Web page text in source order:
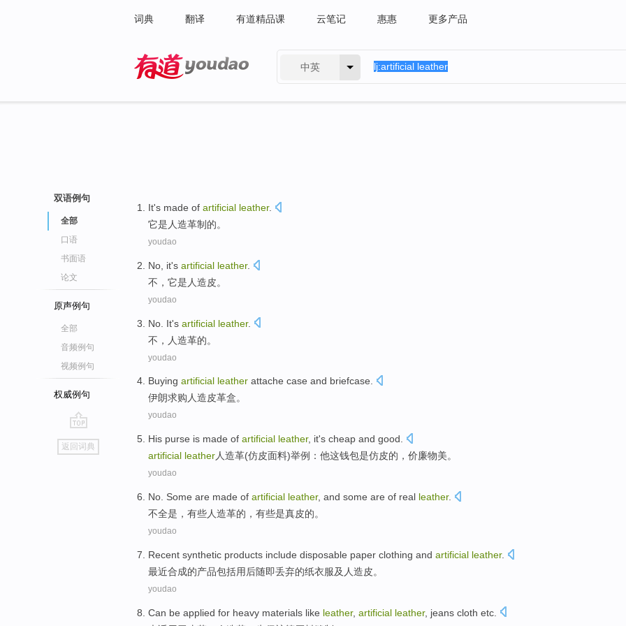
词典 翻译 有道精品课 云笔记 惠惠 更多产品
中英
双语例句
全部
口语
书面语
论文
原声例句
全部
音频例句
视频例句
权威例句
go
top
返回词典
It's made of artificial leather.
它是 人造革制 的。
youdao
No it's artificial leather.
不 ， 它是 人造皮。
youdao
No It's artificial leather.
不 ， 人造革的。
youdao
Buying artificial leather attache case and briefcase.
伊朗求购人造皮革盒。
youdao
His purse is made of artificial leather, it's cheap and good.
artificial leather人造革(仿皮面料)举例：他这钱包是仿皮的，价廉物美。
youdao
No Some are made of artificial leather, and some are of real leather.
不全是 ， 有些人造革的 ，有些是真皮的。
youdao
Recent synthetic products include disposable paper clothing and artificial leather.
最近合成的产品包括用后随即丢弃的纸衣服及 人造皮。
youdao
Can be applied for heavy materials like leather, artificial leather, jeans cloth etc